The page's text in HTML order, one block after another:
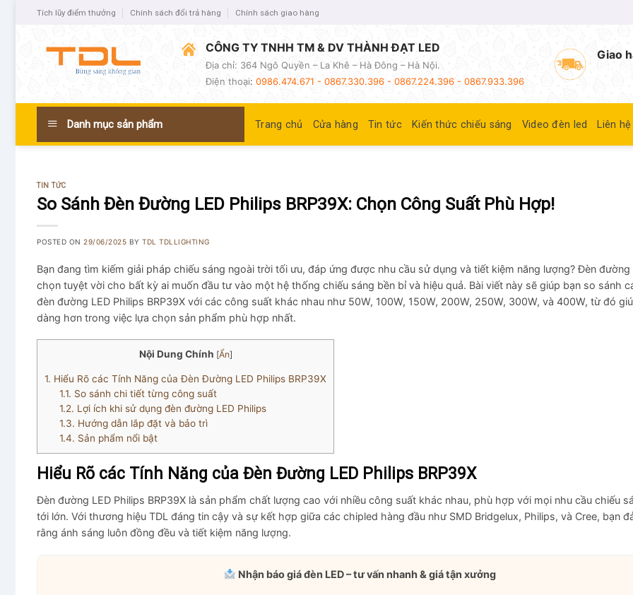
Tích lũy điểm thưởng Chính sách đổi trả hàng Chính sách giao hàng
CÔNG TY TNHH TM & DV THÀNH ĐẠT LED
Địa chỉ: 364 Ngô Quyền – La Khê – Hà Đông – Hà Nội.
Điện thoại: 0986.474.671 - 0867.330.396 - 0867.224.396 - 0867.933.396
Giao
Danh mục sản phẩm Trang chủ Cửa hàng Tin tức Kiến thức chiếu sáng Video đèn led Liên hệ
TIN TỨC
So Sánh Đèn Đường LED Philips BRP39X: Chọn Công Suất Phù Hợp!
POSTED ON 29/06/2025 BYTDL TDLLIGHTING
Bạn đang tìm kiếm giải pháp chiếu sáng ngoài trời tối ưu, đáp ứng được nhu cầu sử dụng và tiết kiệm năng lượng? Đèn đường
chọn tuyệt vời cho bất kỳ ai muốn đầu tư vào một hệ thống chiếu sáng bền bỉ và hiệu quả. Bài viết này sẽ giúp bạn so sánh
đèn đường LED Philips BRP39X với các công suất khác nhau như 50W, 100W, 150W, 200W, 250W, 300W, và 400W, từ đó
dàng hơn trong việc lựa chọn sản phẩm phù hợp nhất.
Nội Dung Chính [Ẩn]
1. Hiểu Rõ các Tính Năng của Đèn Đường LED Philips BRP39X
1.1. So sánh chi tiết từng công suất
1.2. Lợi ích khi sử dụng đèn đường LED Philips
1.3. Hướng dẫn lắp đặt và bảo trì
1.4. Sản phẩm nổi bật
Hiểu Rõ các Tính Năng của Đèn Đường LED Philips BRP39X
Đèn đường LED Philips BRP39X là sản phẩm chất lượng cao với nhiều công suất khác nhau, phù hợp với mọi nhu cầu chiếu
tới lớn. Với thương hiệu TDL đáng tin cậy và sự kết hợp giữa các chipled hàng đầu như SMD Bridgelux, Philips, và Cree, bạn
rằng ánh sáng luôn đồng đều và tiết kiệm năng lượng.
Nhận báo giá đèn LED – tư vấn nhanh & giá tận xưởng